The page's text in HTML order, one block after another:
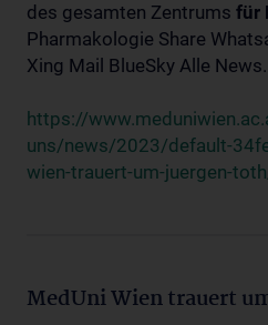
des gesamten Zentrums für
Pharmakologie Share
Xing Mail BlueSky Alle
https://
uns/news/2023/default-
wien-trauert-um-juergen-
MedUni Wien trauert